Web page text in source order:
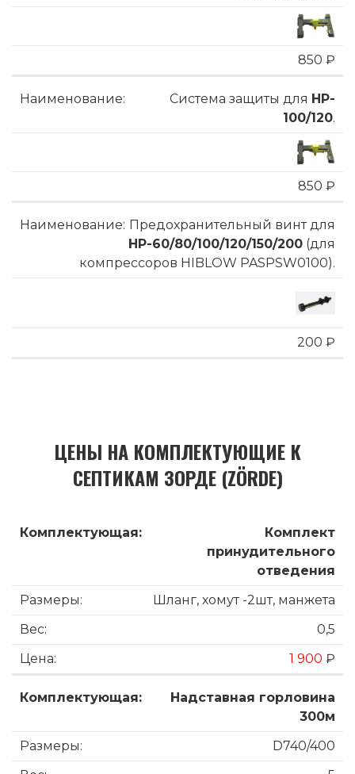
850 ₽
Система защиты для HP-
100/120.
850 ₽
Предохранительный винт для
HP-60/80/100/120/150/200 (для
компрессоров HIBLOW PASPSW0100).
200 ₽
ЦЕНЫ НА КОМПЛЕКТУЮЩИЕ К
СЕПТИКАМ ЗОРДЕ (ZÖRDE)
Комплект
принудительного
отведения
Шланг, хомут -2шт, манжета
0,5
1 900 ₽
Надставная горловина
300м
D740/400